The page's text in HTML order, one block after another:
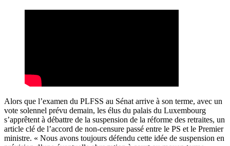
Alors que l’examen du PLFSS au Sénat arrive à son terme, avec un
vote solennel prévu demain, les élus du palais du Luxembourg
s’apprêtent à débattre de la suspension de la réforme des retraites, un
article clé de l’accord de non-censure passé entre le PS et le Premier
ministre. « Nous avons toujours défendu cette idée de suspension en